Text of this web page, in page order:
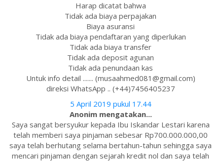
Harap dicatat bahwa
Tidak ada biaya perpajakan
Biaya asuransi
Tidak ada biaya pendaftaran yang diperlukan
Tidak ada biaya transfer
Tidak ada deposit agunan
Tidak ada penundaan kas
Untuk info detail ....... (musaahmed081@gmail.com)
direksi WhatsApp .. (+44)7456405237
5 April 2019 pukul 17.44
Anonim mengatakan...
Saya sangat bersyukur kepada Ibu Iskandar Lestari karena
telah memberi saya pinjaman sebesar Rp700.000.000,00
saya telah berhutang selama bertahun-tahun sehingga saya
mencari pinjaman dengan sejarah kredit nol dan saya telah